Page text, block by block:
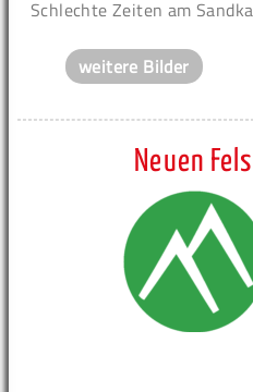
Schlechte Zeiten am
weitere Bilder
Neuen